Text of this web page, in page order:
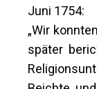
Juni 1754:
„Wir
später